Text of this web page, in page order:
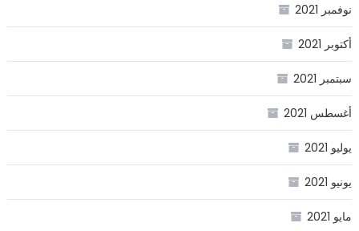
نوفمبر 2021
أكتوبر 2021
سبتمبر 2021
أغسطس 2021
يوليو 2021
يونيو 2021
مايو 2021